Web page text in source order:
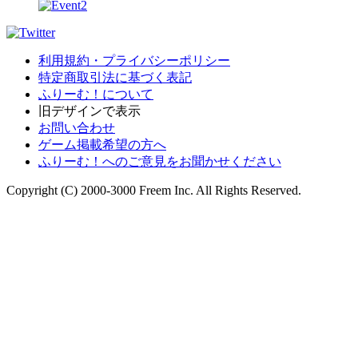
利用規約・プライバシーポリシー
特定商取引法に基づく表記
ふりーむ！について
旧デザインで表示
お問い合わせ
ゲーム掲載希望の方へ
ふりーむ！へのご意見をお聞かせください
Copyright (C) 2000-3000 Freem Inc. All Rights Reserved.